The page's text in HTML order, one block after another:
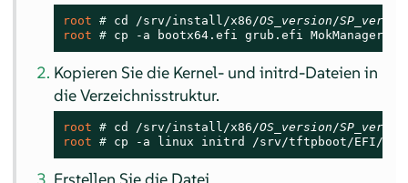
root # cd /srv/install/x86/OS_version /
root # cp -a bootx64.efi grub.efi
Kopieren Sie die Kernel- und initrd-Dateien in
die Verzeichnisstruktur.
root # cd /srv/install/x86/OS_version /
root # cp -a linux initrd /srv/tftpboot/EFI/
Erstellen Sie die Datei